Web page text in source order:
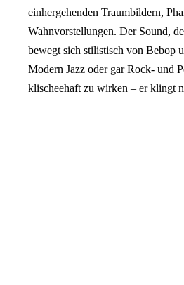
einhergehenden Traumbildern,
Wahnvorstellungen. Der Sound,
bewegt sich stilistisch von Bebop
Modern Jazz oder gar Rock- und
klischeehaft zu wirken – er klingt